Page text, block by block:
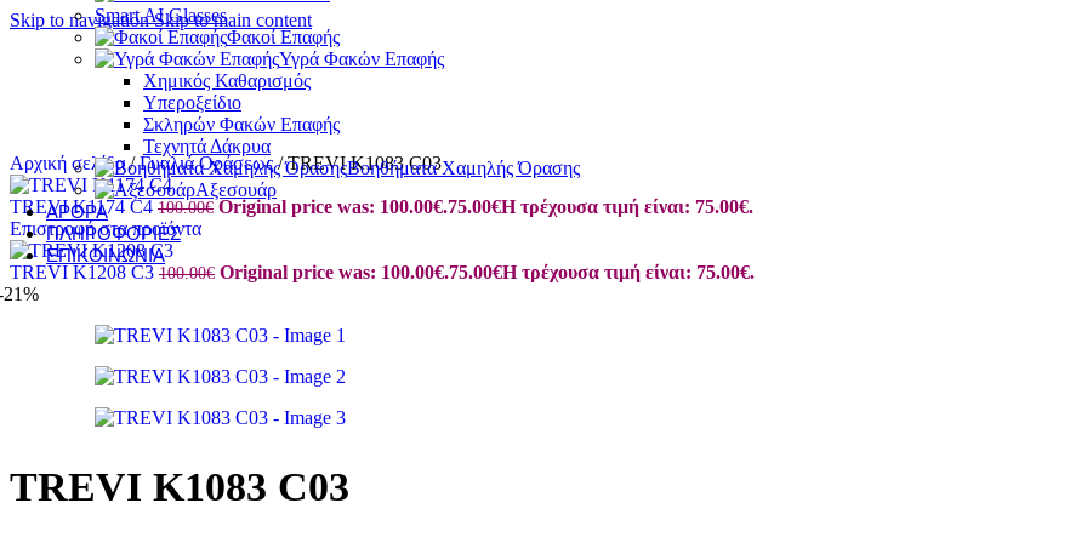
Skip to navigationSkip to main content
Smart AI Glasses
Φακοί Επαφής
Υγρά Φακών Επαφής
Χημικός Καθαρισμός
Υπεροξείδιο
Σκληρών Φακών Επαφής
Τεχνητά Δάκρυα
Βοηθήματα Χαμηλής Όρασης
Αξεσουάρ
ΆΡΘΡΑ
ΠΛΗΡΟΦΟΡΊΕΣ
ΕΠΙΚΟΙΝΩΝΊΑ
Αρχική σελίδα/ Γυαλιά Οράσεως/ TREVI K1083 C03
TREVI K1174 C4 100.00€ Original price was: 100.00€.75.00€Η τρέχουσα τιμή είναι: 75.00€.
Επιστροφή στα προϊόντα
TREVI K1208 C3 100.00€ Original price was: 100.00€.75.00€Η τρέχουσα τιμή είναι: 75.00€.
21%
TREVI K1083 C03